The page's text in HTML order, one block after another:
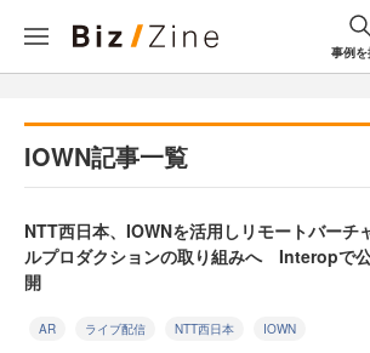
事例
IOWN記事一覧
NTT西日本、IOWNを活用しリモートバーチ
ルプロダクションの取り組みへ Interopで
開
AR ライブ配信 NTT西日本 IOWN